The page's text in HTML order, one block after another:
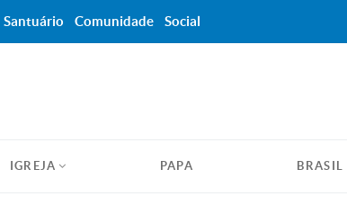
IGREJA PAPA BRASIL
Santuário Comunidade Social